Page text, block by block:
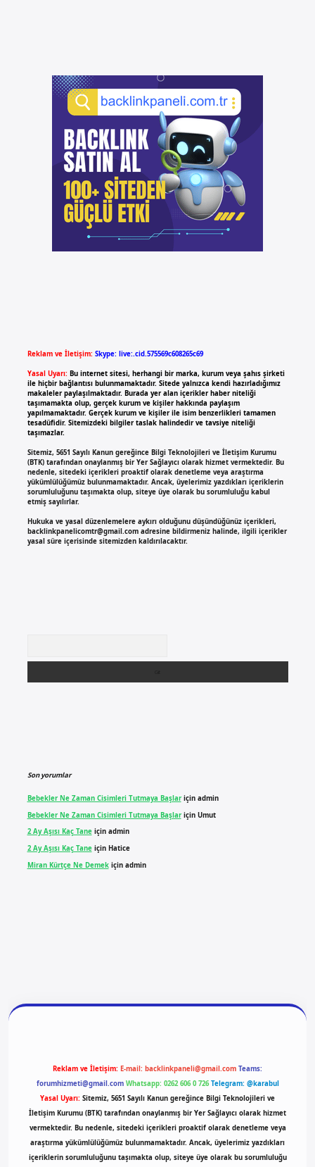
Reklam ve İletişim: Skype: live:.cid.575569c608265c69
Yasal Uyarı: Bu internet sitesi, herhangi bir marka, kurum veya şahıs şirketi
ile hiçbir bağlantısı bulunmamaktadır. Sitede yalnızca kendi hazırladığımız
makaleler paylaşılmaktadır. Burada yer alan içerikler haber niteliği
taşımamakta olup, gerçek kurum ve kişiler hakkında paylaşım
yapılmamaktadır. Gerçek kurum ve kişiler ile isim benzerlikleri tamamen
tesadüfidir. Sitemizdeki bilgiler taslak halindedir ve tavsiye niteliği
taşımazlar.
Sitemiz, 5651 Sayılı Kanun gereğince Bilgi Teknolojileri ve İletişim Kurumu
(BTK) tarafından onaylanmış bir Yer Sağlayıcı olarak hizmet vermektedir. Bu
nedenle, sitedeki içerikleri proaktif olarak denetleme veya araştırma
yükümlülüğümüz bulunmamaktadır. Ancak, üyelerimiz yazdıkları içeriklerin
sorumluluğunu taşımakta olup, siteye üye olarak bu sorumluluğu kabul
etmiş sayılırlar.
Hukuka ve yasal düzenlemelere aykırı olduğunu düşündüğünüz içerikleri,
backlinkpanelicomtr@gmail.comadresine bildirmeniz halinde, ilgili içerikler
yasal süre içerisinde sitemizden kaldırılacaktır.
Son yorumlar
Bebekler Ne Zaman Cisimleri Tutmaya Başlariçin admin
Bebekler Ne Zaman Cisimleri Tutmaya Başlariçin Umut
2 Ay Aşısı Kaç Taneiçin admin
2 Ay Aşısı Kaç Taneiçin Hatice
Miran Kürtçe Ne Demekiçin admin
Reklam ve İletişim: E-mail: backlinkpaneli@gmail.com Teams:
forumhizmeti@gmail.com Whatsapp: 0262 606 0 726 Telegram: @karabul
Yasal Uyarı: Sitemiz, 5651 Sayılı Kanun gereğince Bilgi Teknolojileri ve
İletişim Kurumu (BTK) tarafından onaylanmış bir Yer Sağlayıcı olarak hizmet
vermektedir. Bu nedenle, sitedeki içerikleri proaktif olarak denetleme veya
araştırma yükümlülüğümüz bulunmamaktadır. Ancak, üyelerimiz yazdıkları
içeriklerin sorumluluğunu taşımakta olup, siteye üye olarak bu sorumluluğu